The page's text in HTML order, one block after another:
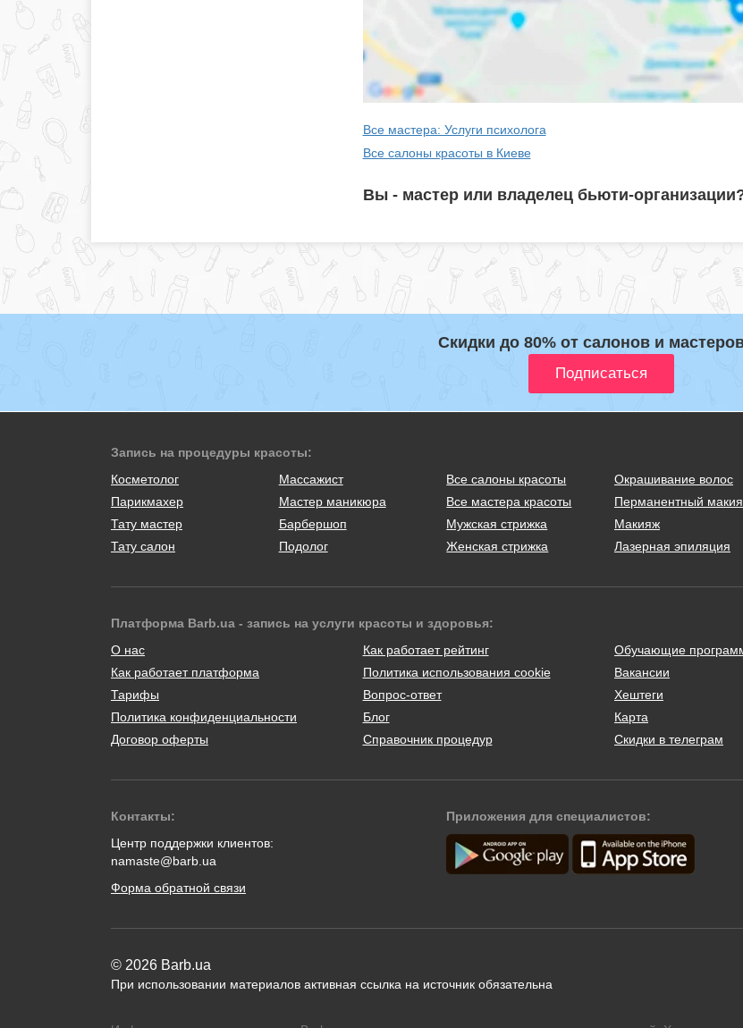
Все мастера: Услуги психолога
Все салоны красоты в Киеве
Вы - мастер или владелец бьюти-
Скидки до 80% от салонов и
Запись на процедуры красоты:
Косметолог
Массажист
Парикмахер
Мастер маникюра
Тату мастер
Барбершоп
Тату салон
Подолог
Все салоны красоты
Все мастера красоты
Мужская стрижка
Женская стрижка
Окрашивание волос
Перманентный
Макияж
Лазерная эпиляция
Платформа Barb.ua - запись на услуги красоты и здоровья:
О нас
Как работает платформа
Тарифы
Политика конфиденциальности
Договор оферты
Как работает рейтинг
Политика использования cookie
Вопрос-ответ
Блог
Справочник процедур
Обучающие
Вакансии
Хештеги
Карта
Скидки в телеграм
Контакты:
Центр поддержки клиентов:
namaste@barb.ua
Форма обратной связи
Приложения для специалистов:
© 2026 Barb.ua
При использовании материалов активная ссылка на источник обязательна